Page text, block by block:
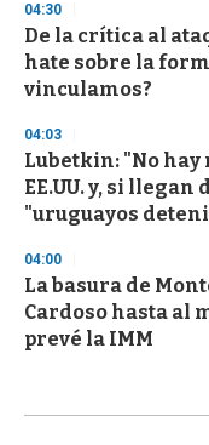
04:30
De la crítica al
hate sobre la
vinculamos?
04:03
Lubetkin: "No
EE.UU. y, si
"uruguayos
04:00
La basura de
Cardoso hasta al
prevé la IMM